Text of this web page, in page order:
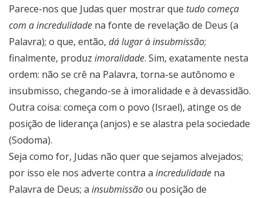
Parece-nos que Judas quer mostrar que tudo começa
com a incredulidade na fonte de revelação de Deus (a
Palavra); o que, então, dá lugar à insubmissão;
finalmente, produz imoralidade. Sim, exatamente nesta
ordem: não se crê na Palavra, torna-se autônomo e
insubmisso, chegando-se à imoralidade e à devassidão.
Outra coisa: começa com o povo (Israel), atinge os de
posição de liderança (anjos) e se alastra pela sociedade
(Sodoma).
Seja como for, Judas não quer que sejamos alvejados;
por isso ele nos adverte contra a incredulidade na
Palavra de Deus; a insubmissãoou posição de